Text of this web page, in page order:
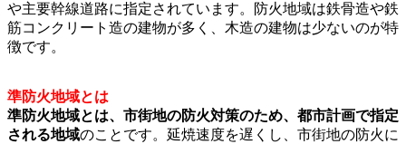
や主要幹線道路に指定されています。防火地域は鉄骨造や鉄
筋コンクリート造の建物が多く、木造の建物は少ないのが特
徴です。
準防火地域とは
準防火地域とは、市街地の防火対策のため、都市計画で指定
される地域のことです。延焼速度を遅くし、市街地の防火に